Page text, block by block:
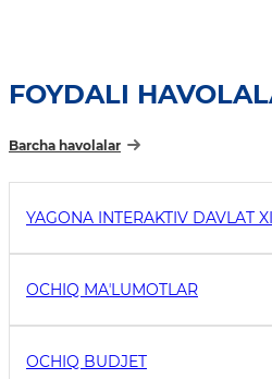
FOYDALI
Barcha havolalar
YAGONA INTERAKTIV DAVLAT
OCHIQ MAʼLUMOTLAR
OCHIQ BUDJET